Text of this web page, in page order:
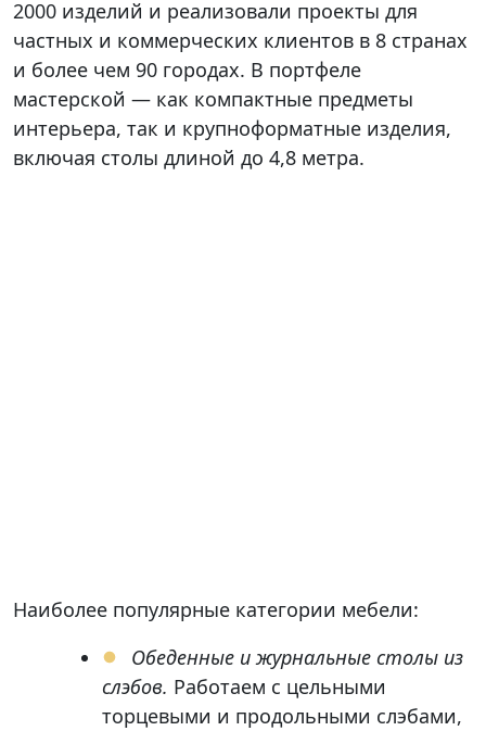
2000 изделий и реализовали проекты для
частных и коммерческих клиентов в 8 странах
и более чем 90 городах. В портфеле
мастерской — как компактные предметы
интерьера, так и крупноформатные изделия,
включая столы длиной до 4,8 метра.
Наиболее популярные категории мебели:
Обеденные и журнальные столы из
слэбов. Работаем с цельными
торцевыми и продольными слэбами,